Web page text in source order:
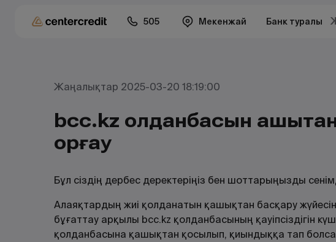
505 Мекенжай Банк туралы
Жаңалықтар 2025-03-20 18:19:00
bcc.kz қолданбасын
қорғау
Бұл сіздің дербес деректеріңіз бен шоттарыңызды
Алаяқтардың жиі қолданатын қашықтан басқару
бұғаттау арқылы bcc.kz қолданбасының қауіпсіздігін
қолданбасына қашықтан қосылып, қиындыққа тап